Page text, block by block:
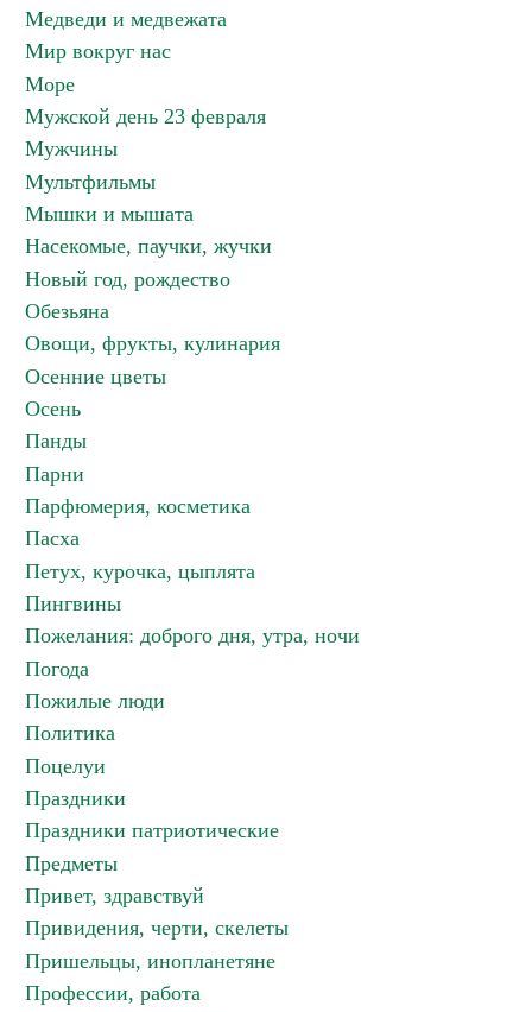
Медведи и медвежата
Мир вокруг нас
Море
Мужской день 23 февраля
Мужчины
Мультфильмы
Мышки и мышата
Насекомые, паучки, жучки
Новый год, рождество
Обезьяна
Овощи, фрукты, кулинария
Осенние цветы
Осень
Панды
Парни
Парфюмерия, косметика
Пасха
Петух, курочка, цыплята
Пингвины
Пожелания: доброго дня, утра, ночи
Погода
Пожилые люди
Политика
Поцелуи
Праздники
Праздники патриотические
Предметы
Привет, здравствуй
Привидения, черти, скелеты
Пришельцы, инопланетяне
Профессии, работа